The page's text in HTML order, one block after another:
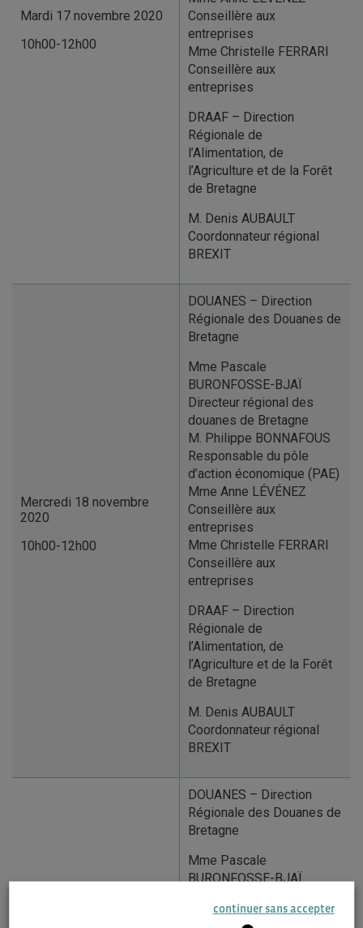
Mardi 17 novembre 2020
10h00-12h00
Conseillère aux
entreprises
Mme Christelle FERRARI
Conseillère aux
entreprises
DRAAF – Direction
Régionale de
l’Alimentation, de
l’Agriculture et de la Forêt
de Bretagne
M. Denis AUBAULT
Coordonnateur régional
BREXIT
Mercredi 18 novembre
2020
10h00-12h00
DOUANES – Direction
Régionale des Douanes de
Bretagne
Mme Pascale
BURONFOSSE-BJAÏ
Directeur régional des
douanes de Bretagne
M. Philippe BONNAFOUS
Responsable du pôle
d’action économique (PAE)
Mme Anne LÉVÉNEZ
Conseillère aux
entreprises
Mme Christelle FERRARI
Conseillère aux
entreprises
DRAAF – Direction
Régionale de
l’Alimentation, de
l’Agriculture et de la Forêt
de Bretagne
M. Denis AUBAULT
Coordonnateur régional
BREXIT
DOUANES – Direction
Régionale des Douanes de
Bretagne
Mme Pascale
BURONFOSSE-BJAÏ
douanes de Bretagne
continuer sans accepter